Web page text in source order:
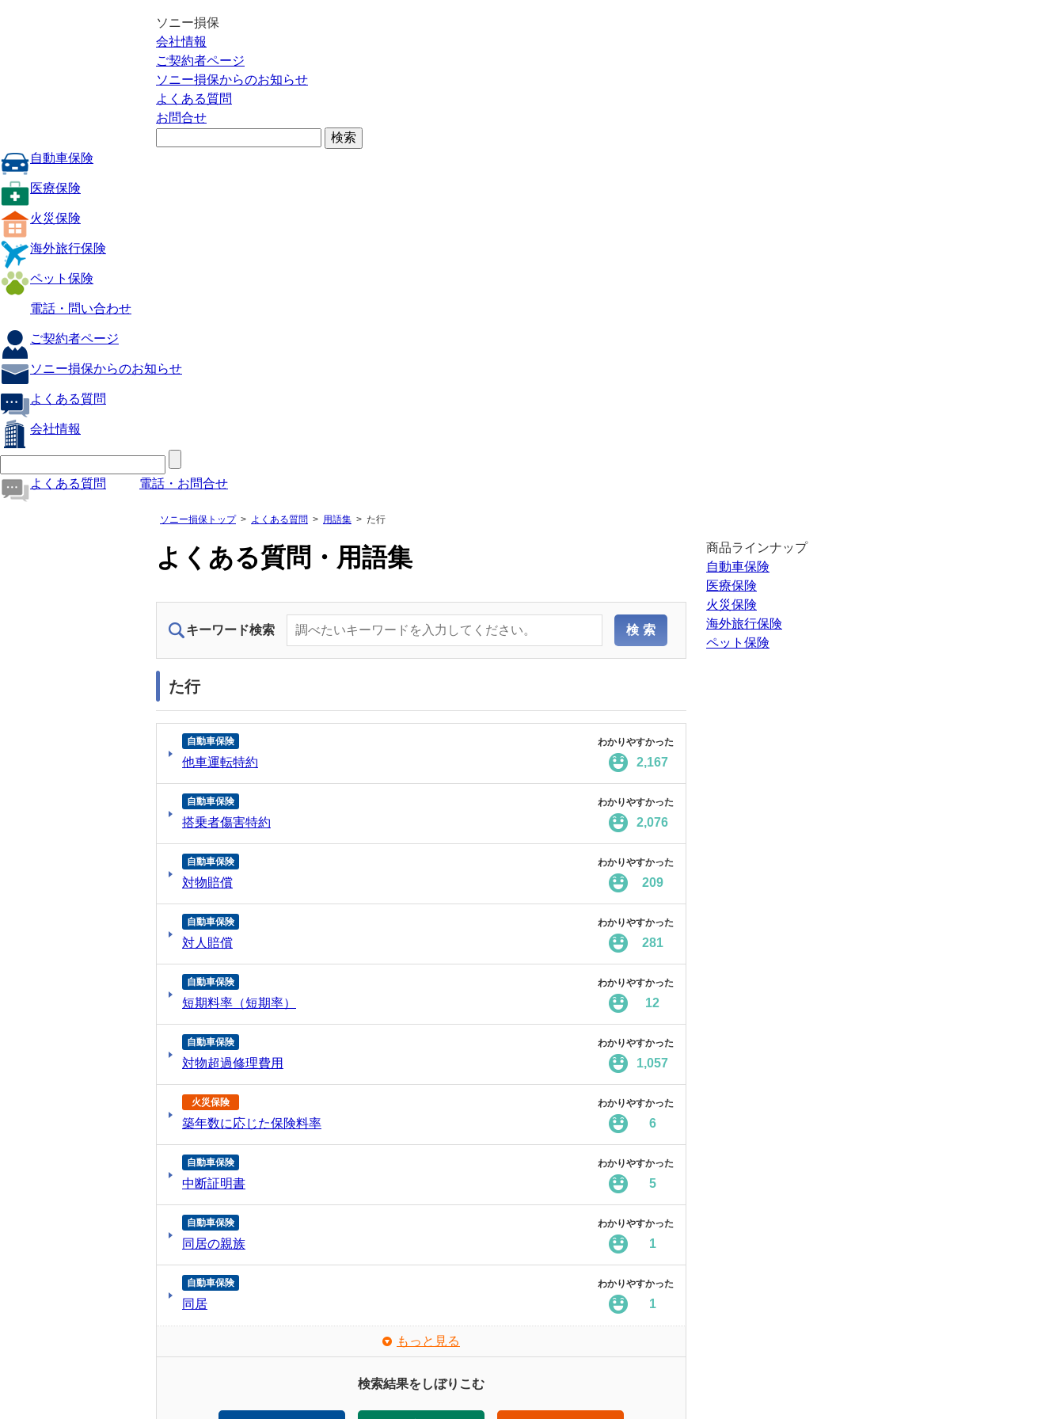
ソニー損保
会社情報
ご契約者ページ
ソニー損保からのお知らせ
よくある質問
お問合せ
自動車保険
医療保険
火災保険
海外旅行保険
ペット保険
電話・問い合わせ
ご契約者ページ
ソニー損保からのお知らせ
よくある質問
会社情報
よくある質問 電話・お問合せ
ソニー損保トップ よくある質問 用語集 た行
よくある質問・用語集
キーワード検索
た行
自動車保険
他車運転特約
わかりやすかった
2,167
自動車保険
搭乗者傷害特約
わかりやすかった
2,076
自動車保険
対物賠償
わかりやすかった
209
自動車保険
対人賠償
わかりやすかった
281
自動車保険
短期料率（短期率）
わかりやすかった
12
自動車保険
対物超過修理費用
わかりやすかった
1,057
火災保険
築年数に応じた保険料率
わかりやすかった
6
自動車保険
中断証明書
わかりやすかった
5
自動車保険
同居の親族
わかりやすかった
1
自動車保険
同居
わかりやすかった
1
もっと見る
検索結果をしぼりこむ
商品ラインナップ
自動車保険
医療保険
火災保険
海外旅行保険
ペット保険